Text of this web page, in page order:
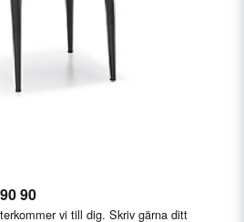
90
vi till dig. Skriv gärna ditt